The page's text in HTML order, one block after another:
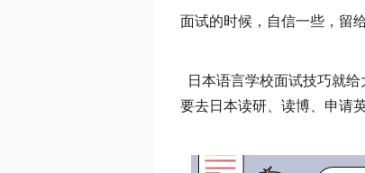
面试的时候，自信一些，留
日本语言学校面试技巧就
要去日本读研、读博、申请